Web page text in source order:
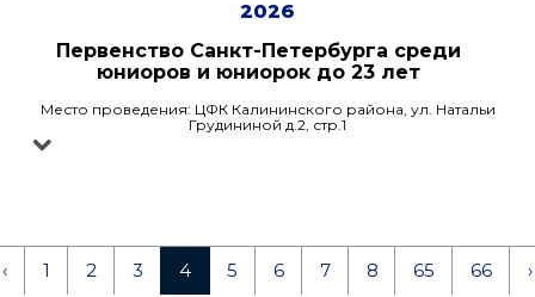
2026
Первенство Санкт-Петербурга среди
юниоров и юниорок до 23 лет
Место проведения: ЦФК Калининского района, ул. Натальи
Грудининой д.2, стр.1
‹ 1 2 3 4 5 6 7 8 65 66 ›